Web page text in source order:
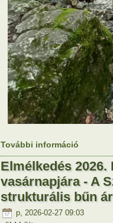
További információ
Elmélkedés 2026.
vasárnapjára - A
strukturális bűn
p, 2026-02-27 09:03